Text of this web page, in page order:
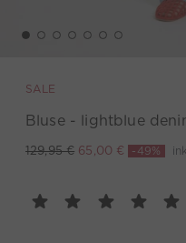
SALE
Bluse - lightblue
129,95 € 65,00 € -49%